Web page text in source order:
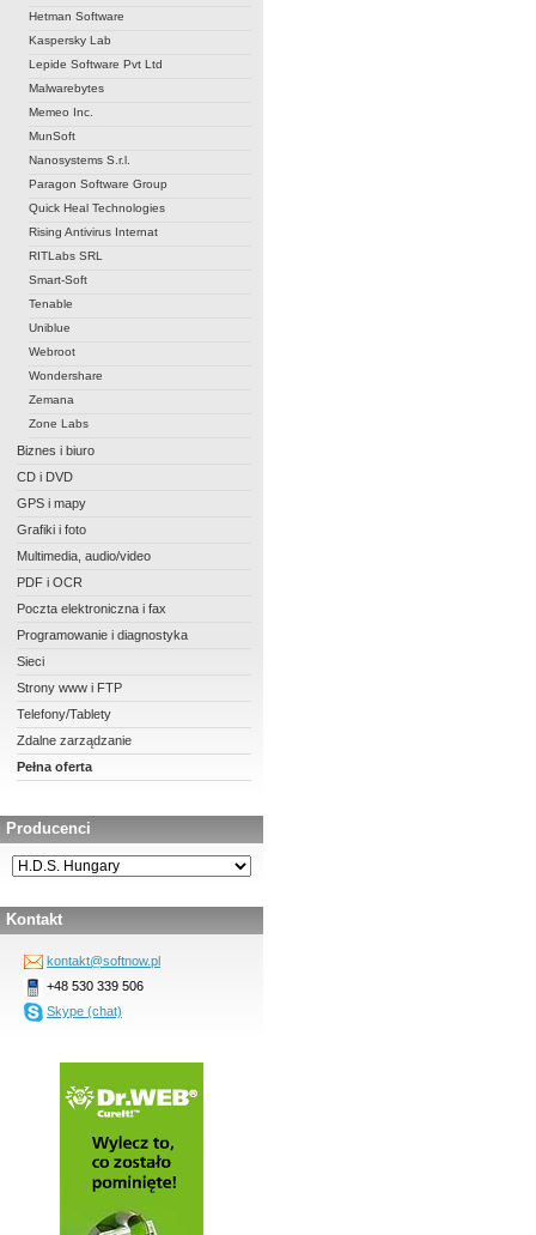
Hetman Software
Kaspersky Lab
Lepide Software Pvt Ltd
Malwarebytes
Memeo Inc.
MunSoft
Nanosystems S.r.l.
Paragon Software Group
Quick Heal Technologies
Rising Antivirus Internat
RITLabs SRL
Smart-Soft
Tenable
Uniblue
Webroot
Wondershare
Zemana
Zone Labs
Biznes i biuro
CD i DVD
GPS i mapy
Grafiki i foto
Multimedia, audio/video
PDF i OCR
Poczta elektroniczna i fax
Programowanie i diagnostyka
Sieci
Strony www i FTP
Telefony/Tablety
Zdalne zarządzanie
Pełna oferta
Producenci
Kontakt
kontakt@softnow.pl
+48 530 339 506
Skype (chat)